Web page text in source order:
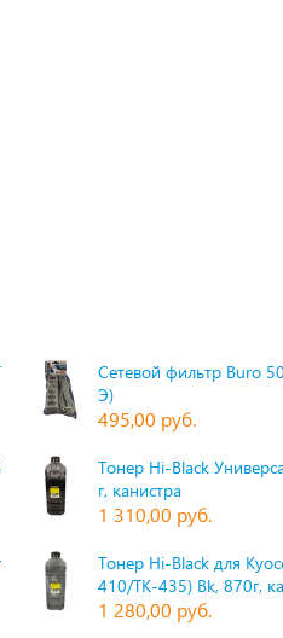
Сетевой фильтр Buro
Э)
495,00 руб.
Тонер Hi-Black
г, канистра
1 310,00 руб.
Тонер Hi-Black для
410/TK-435) Bk, 870г,
1 280,00 руб.